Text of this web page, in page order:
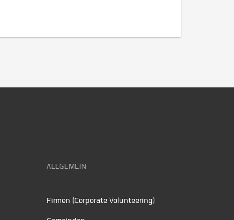
ALLGEMEIN
Firmen (Corporate Volunteering)